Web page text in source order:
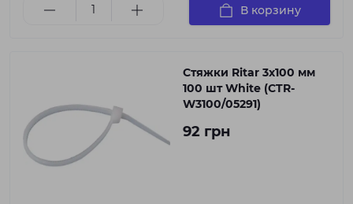
В корзину
Стяжки Ritar 3х100 мм
100 шт White (CTR-
W3100/05291)
92 грн